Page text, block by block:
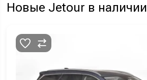
Новые Jetour в наличии